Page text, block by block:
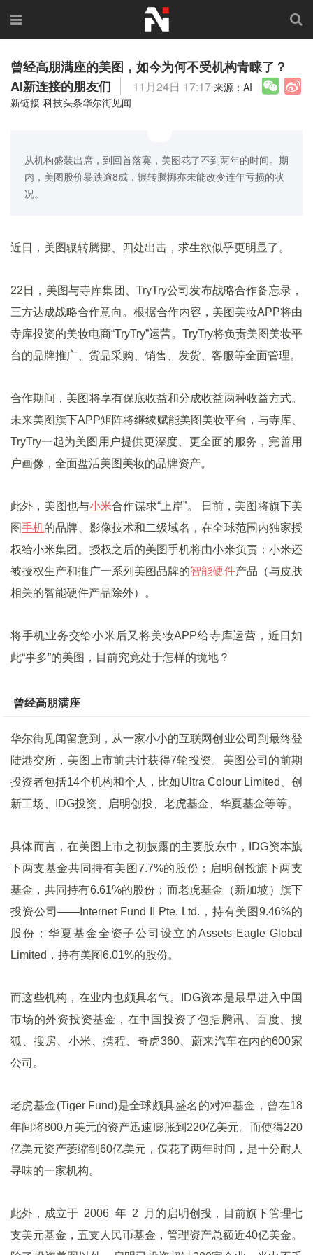
曾经高朋满座的美图，如今为何不受机构青睐了？
AI新连接的朋友们
11月24日 17:17 来源：AI
新链接-科技头条华尔街见闻
从机构盛装出席，到回首落寞，美图花了不到两年的时间。期
内，美图股价暴跌逾8成，辗转腾挪亦未能改变连年亏损的状
况。
近日，美图辗转腾挪、四处出击，求生欲似乎更明显了。
22日，美图与寺库集团、TryTry公司发布战略合作备忘录，
三方达成战略合作意向。根据合作内容，美图美妆APP将由
寺库投资的美妆电商“TryTry”运营。TryTry将负责美图美妆平
台的品牌推广、货品采购、销售、发货、客服等全面管理。
合作期间，美图将享有保底收益和分成收益两种收益方式。
未来美图旗下APP矩阵将继续赋能美图美妆平台，与寺库、
TryTry一起为美图用户提供更深度、更全面的服务，完善用
户画像，全面盘活美图美妆的品牌资产。
此外，美图也与小米合作谋求“上岸”。 日前，美图将旗下美
图手机的品牌、影像技术和二级域名，在全球范围内独家授
权给小米集团。授权之后的美图手机将由小米负责；小米还
被授权生产和推广一系列美图品牌的智能硬件产品（与皮肤
相关的智能硬件产品除外）。
将手机业务交给小米后又将美妆APP给寺库运营，近日如
此“事多”的美图，目前究竟处于怎样的境地？
曾经高朋满座
华尔街见闻留意到，从一家小小的互联网创业公司到最终登
陆港交所，美图上市前共计获得7轮投资。美图公司的前期
投资者包括14个机构和个人，比如Ultra Colour Limited、创
新工场、IDG投资、启明创投、老虎基金、华夏基金等等。
具体而言，在美图上市之初披露的主要股东中，IDG资本旗
下两支基金共同持有美图7.7%的股份；启明创投旗下两支
基金，共同持有6.61%的股份；而老虎基金（新加坡）旗下
投资公司——Internet Fund II Pte. Ltd.，持有美图9.46%的
股份；华夏基金全资子公司设立的Assets Eagle Global
Limited，持有美图6.01%的股份。
而这些机构，在业内也颇具名气。IDG资本是最早进入中国
市场的外资投资基金，在中国投资了包括腾讯、百度、搜
狐、搜房、小米、携程、奇虎360、蔚来汽车在内的600家
公司。
老虎基金(Tiger Fund)是全球颇具盛名的对冲基金，曾在18
年间将800万美元的资产迅速膨胀到220亿美元。而使得220
亿美元资产萎缩到60亿美元，仅花了两年时间，是十分耐人
寻味的一家机构。
此外，成立于 2006 年 2 月的启明创投，目前旗下管理七
支美元基金，五支人民币基金，管理资产总额近40亿美金。